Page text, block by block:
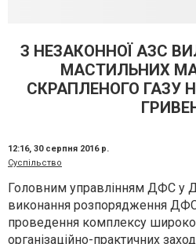
З НЕЗАКОННОЇ АЗС
МАСТИЛЬНИХ
СКРАПЛЕНОГО ГАЗУ
12:16, 30 серпня 2016 р.
Суспільство
Головним управлінням ДФС у
виконання розпорядження
проведення комплексу
організаційно-практичних